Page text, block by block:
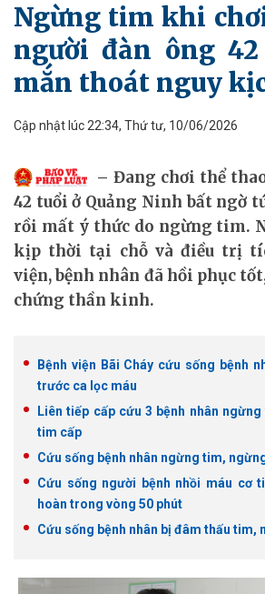
Ngừng tim khi
người đàn ông
mắn thoát nguy
Cập nhật lúc 22:34, Thứ tư, 10/06/2026
Đang chơi thể
42 tuổi ở Quảng Ninh bất ngờ
rồi mất ý thức do ngừng tim.
kịp thời tại chỗ và điều trị
viện, bệnh nhân đã hồi phục
chứng thần kinh.
Bệnh viện Bãi Cháy cứu sống bệnh
trước ca lọc máu
Liên tiếp cấp cứu 3 bệnh nhân
tim cấp
Cứu sống bệnh nhân ngừng tim,
Cứu sống người bệnh nhồi máu cơ
hoàn trong vòng 50 phút
Cứu sống bệnh nhân bị đâm thấu tim,